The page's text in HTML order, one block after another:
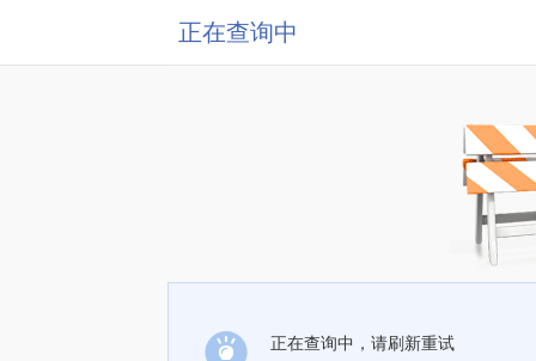
正在查询中
正在查询中，请刷新重试